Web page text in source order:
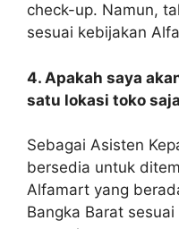
check-up. Namun,
sesuai kebijakan
4. Apakah saya
satu lokasi toko
Sebagai Asisten
bersedia untuk
Alfamart yang
Bangka Barat